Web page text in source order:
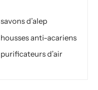
savons d’alep
housses anti-acariens
purificateurs d’air